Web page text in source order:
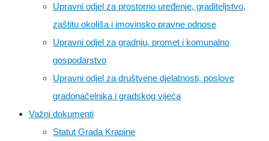
Upravni odjel za prostorno uređenje, graditeljstvo,
zaštitu okoliša i imovinsko pravne odnose
Upravni odjel za gradnju, promet i komunalno
gospodarstvo
Upravni odjel za društvene djelatnosti, poslove
gradonačelnika i gradskog vijeća
Važni dokumenti
Statut Grada Krapine